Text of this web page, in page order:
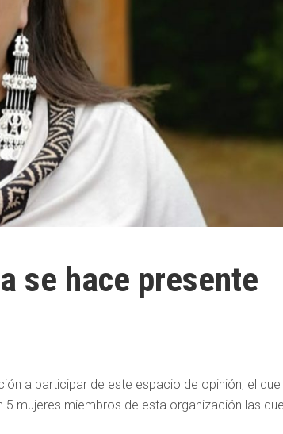
se hace presente
a participar de este espacio de opinión, el que
mujeres miembros de esta organización las